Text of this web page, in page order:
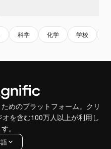
科学 化学 学校
めのプラットフォーム。クリ
を含む100万人以上が利用し
。